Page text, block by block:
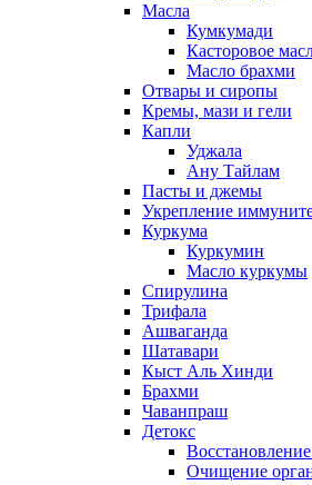
Масла
Кумкумади
Касторовое
Масло брахми
Отвары и сиропы
Кремы, мази и гели
Капли
Уджала
Ану Тайлам
Пасты и джемы
Укрепление
Куркума
Куркумин
Масло куркумы
Спирулина
Трифала
Ашваганда
Шатавари
Кыст Аль Хинди
Брахми
Чаванпраш
Детокс
Очищение